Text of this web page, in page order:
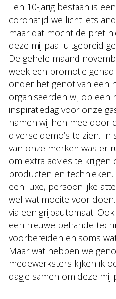
Een 10-jarig bestaan is
coronatijd wellicht iets
maar dat mocht de pret
deze mijlpaal uitgebreid
De gehele maand
week een promotie
onder het genot van een
organiseerden wij op een
inspiratiedag voor onze
namen wij hen mee door
diverse demo’s te zien.
van onze merken was er
om extra advies te krijgen
producten en
een luxe, persoonlijke
wel wat moeite voor
via een grijpautomaat.
een nieuwe
voorbereiden en soms
Maar wat hebben we
medewerksters kijken ik
dagje samen om deze